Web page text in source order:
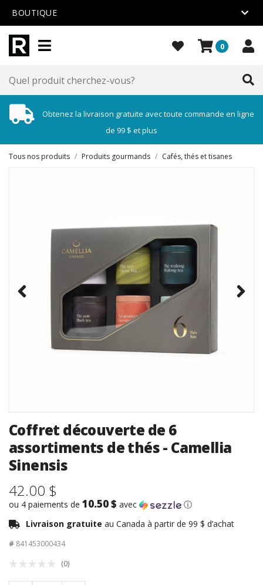
BOUTIQUE
0
Obtenez la livraison gratuite avec toute commande en ligne
de 99 $ et plus
Tous nos produits / Produits gourmands / Cafés, thés et tisanes
Coffret découverte de 6
assortiments de thés - Camellia
Sinensis
42.00 $
ou 4 paiements de 10.50 $ avec
ⓘ
Livraison gratuite au Canada à partir de 99 $ d’achat
# 841453000434
(0)